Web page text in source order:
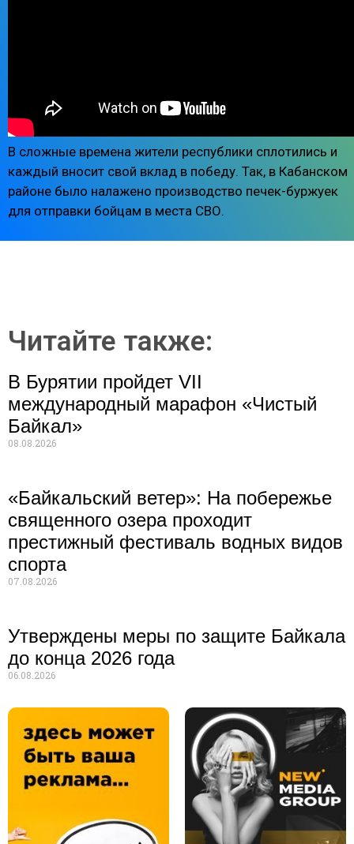
В сложные времена жители республики сплотились и
каждый вносит свой вклад в победу. Так, в Кабанском
районе было налажено производство печек-буржуек
для отправки бойцам в места СВО.
Читайте также:
В Бурятии пройдет VII
международный марафон «Чистый
Байкал»
08.08.2026
«Байкальский ветер»: На побережье
священного озера проходит
престижный фестиваль водных видов
спорта
07.08.2026
Утверждены меры по защите Байкала
до конца 2026 года
06.08.2026